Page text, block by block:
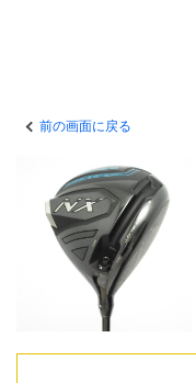
前の画面に戻る